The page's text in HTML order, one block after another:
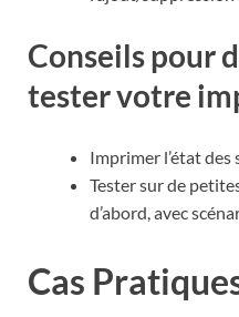
Conseils pour
tester votre
Imprimer l’état
Tester sur de
d’abord, avec
Cas